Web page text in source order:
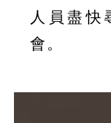
人員盡快
會。